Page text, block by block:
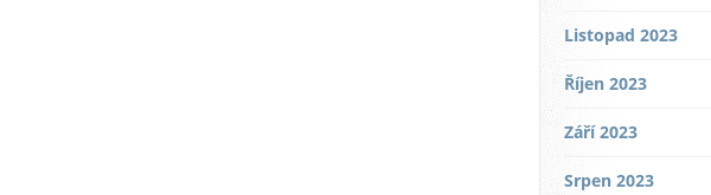
Listopad 2023
Říjen 2023
Září 2023
Srpen 2023